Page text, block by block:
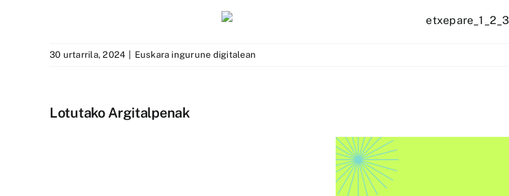
30 urtarrila, 2024 Euskara ingurune digitalean
Lotutako Argitalpenak